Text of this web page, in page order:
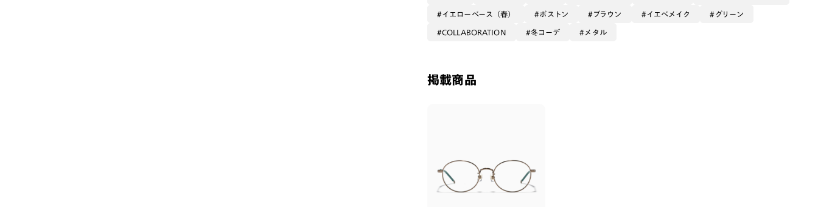
イエローベース（春） ボストン ブラウン イエベメイク グリーン
COLLABORATION 冬コーデ メタル
掲載商品